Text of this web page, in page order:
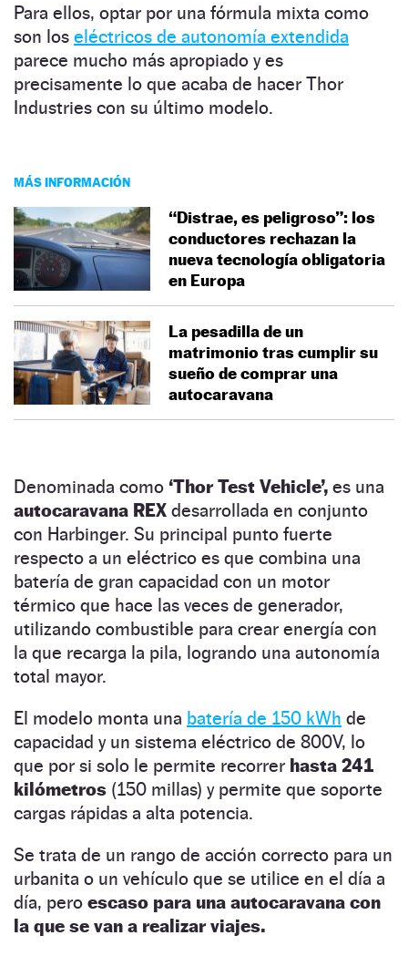
Para ellos, optar por una fórmula mixta como
son los eléctricos de autonomía extendida
parece mucho más apropiado y es
precisamente lo que acaba de hacer Thor
Industries con su último modelo.
MÁS INFORMACIÓN
“Distrae, es peligroso”: los
conductores rechazan la
nueva tecnología obligatoria
en Europa
La pesadilla de un
matrimonio tras cumplir su
sueño de comprar una
autocaravana
Denominada como ‘Thor Test Vehicle’, es una
autocaravana REX desarrollada en conjunto
con Harbinger. Su principal punto fuerte
respecto a un eléctrico es que combina una
batería de gran capacidad con un motor
térmico que hace las veces de generador,
utilizando combustible para crear energía con
la que recarga la pila, logrando una autonomía
total mayor.
El modelo monta una batería de 150 kWh de
capacidad y un sistema eléctrico de 800V, lo
que por si solo le permite recorrer hasta 241
kilómetros (150 millas) y permite que soporte
cargas rápidas a alta potencia.
Se trata de un rango de acción correcto para un
urbanita o un vehículo que se utilice en el día a
día, pero escaso para una autocaravana con
la que se van a realizar viajes.